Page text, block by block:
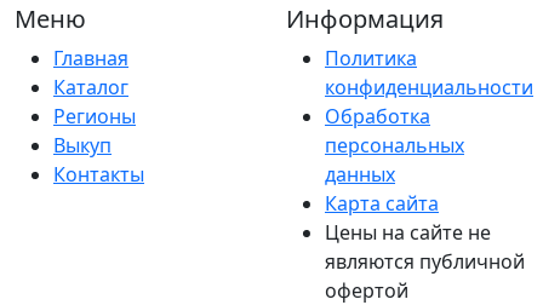
Меню
Главная
Каталог
Регионы
Выкуп
Контакты
Информация
Политика
конфиденциальности
Обработка
персональных
данных
Карта сайта
Цены на сайте не
являются публичной
офертой